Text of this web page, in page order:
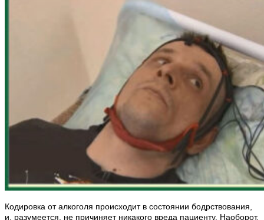
Кодировка от алкоголя происходит в состоянии бодрствования,
и, разумеется, не причиняет никакого вреда пациенту. Наоборот,